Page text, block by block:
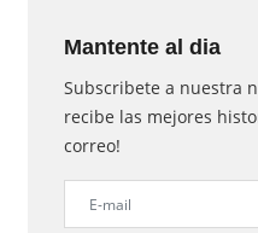
Mantente al dia
Subscribete a nuestra
recibe las mejores
correo!